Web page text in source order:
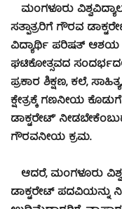
ಮಂಗಳೂರು
ಸತ್ಪಾತ್ರರಿಗೆ ಗೌರವ
ವಿದ್ಯಾರ್ಥಿ ಪರಿಷತ್ ಆಶಯ
ಘಟಿಕೋತ್ಸವದ
ಪ್ರಕಾರ ಶಿಕ್ಷಣ, ಕಲೆ,
ಕ್ಷೇತ್ರಕ್ಕೆ ಗಣನೀಯ
ಡಾಕ್ಟರೇಟ್’
ಗೌರವನೀಯ ಕ್ರಮ.
ಆದರೆ, ಮಂಗಳೂರು
ಡಾಕ್ಟರೇಟ್ ಪದವಿಯನ್ನು